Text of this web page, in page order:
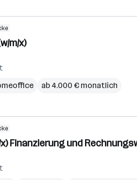
m/x)
ab 4.000 € monatlich
Finanzierung und